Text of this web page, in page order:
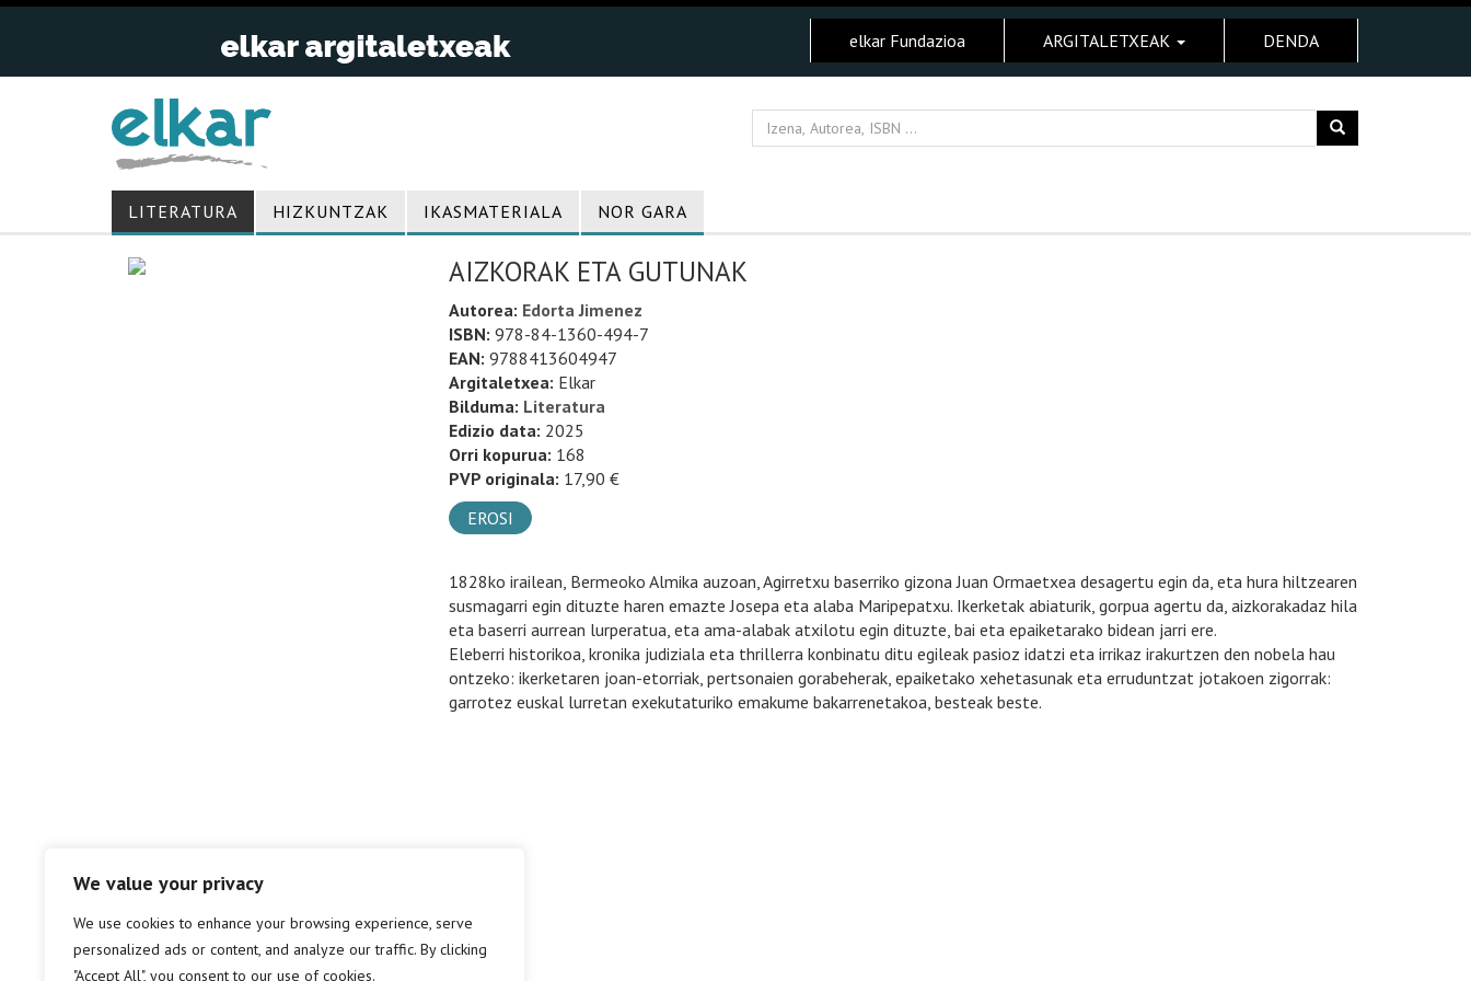
We value your privacy
We use cookies to enhance your browsing experience, serve
personalized ads or content, and analyze our traffic. By clicking
"Accept All", you consent to our use of cookies.
elkar Fundazioa ARGITALETXEAK DENDA
LITERATURA HIZKUNTZAK IKASMATERIALA NOR GARA
AIZKORAK ETA GUTUNAK
Autorea: Edorta Jimenez
ISBN: 978-84-1360-494-7
EAN: 9788413604947
Argitaletxea: Elkar
Bilduma: Literatura
Edizio data: 2025
Orri kopurua: 168
PVP originala: 17,90 €
EROSI
1828ko irailean, Bermeoko Almika auzoan, Agirretxu baserriko gizona Juan Ormaetxea desagertu egin da, eta hura hiltzearen
susmagarri egin dituzte haren emazte Josepa eta alaba Maripepatxu. Ikerketak abiaturik, gorpua agertu da, aizkorakadaz hila
eta baserri aurrean lurperatua, eta ama-alabak atxilotu egin dituzte, bai eta epaiketarako bidean jarri ere.
Eleberri historikoa, kronika judiziala eta thrillerra konbinatu ditu egileak pasioz idatzi eta irrikaz irakurtzen den nobela hau
ontzeko: ikerketaren joan-etorriak, pertsonaien gorabeherak, epaiketako xehetasunak eta erruduntzat jotakoen zigorrak:
garrotez euskal lurretan exekutaturiko emakume bakarrenetakoa, besteak beste.